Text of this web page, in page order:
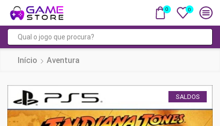
0 0
de
Início Aventura
SALDOS